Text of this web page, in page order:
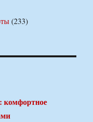
(233)
комфортное